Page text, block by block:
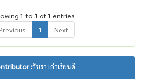
1 to 1 of 1 entries
1 Next
:วัชรา เล่าเรียนดี